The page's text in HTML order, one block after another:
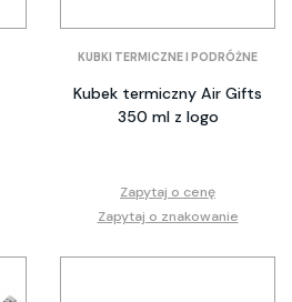
KUBKI TERMICZNE I PODRÓŻNE
Kubek termiczny Air Gifts
350 ml z logo
Zapytaj o cenę
Zapytaj o znakowanie